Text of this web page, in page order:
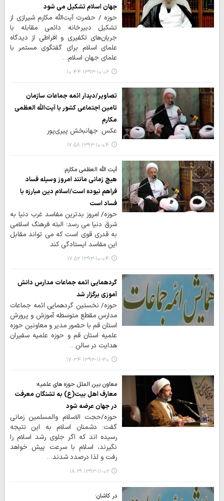
جهان اسلام تشکیل می شود
حوزه / حضرت آیت‌الله مکارم شیرازی از
تشکیل دبیرخانه دائمی مقابله با
جریان‌های تکفیری و افراطی از دیدگاه
علمای اسلام برای گفتگوی مستمر با
علمای جهان اسلام…
۱۳۹۳-۱۰-۰۶ ۱۰:۴۴
تصاویر/دیدار ائمه جماعات سازمان
تامین اجتماعی کشور با آیت‌الله العظمی
مکارم
عکس: جهانبخش پیری‌پور
۱۳۹۳-۱۰-۰۴ ۱۷:۵۸
آیت الله العظمی مکارم:
هیچ زمانی مانند امروز وسیله فساد
فراهم نبوده است/اسلام دین مبارزه با
فساد است
حوزه/ امروز بدترین مفاسد غرب دنیا به
شرق دنیا می رسد؛ البته فرهنگ اسلامی
به قدری قوی است که می تواند مقابل
این مفاسد ایستادگی کند.
۱۳۹۳-۱۰-۰۴ ۱۷:۵۲
گردهمایی ائمه جماعات مدارس دانش
آموزی برگزار شد
حوزه/ نخستین گردهمایی ائمه جماعات
مدارس مقطع متوسطه آموزش و پرورش
استان قم با حضور مدیر و معاونین حوزه
علمیه استان قم و حوزه علمیه سفیران
هدایت در سالن…
۱۳۹۳-۱۱-۳۰ ۱۷:۳۴
معاون بین الملل حوزه های علمیه:
معارف اهل بیت(ع) به تشنگان معرفت
در جهان عرضه شود
حوزه/حجت الاسلام والمسلمین زمانی
گفت: دشمنان اسلام به این نتیجه
رسیده اند که اگر جلوی رشد اسلام را
نگیرند، اسلام با سرعت پیش خواهد
رفت و لذا درصدد شدند…
۱۳۹۳-۱۱-۰۲ ۱۸:۲۹
در کاشان: